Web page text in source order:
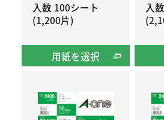
入数 100シート
(1,200片)
用紙を選択
入